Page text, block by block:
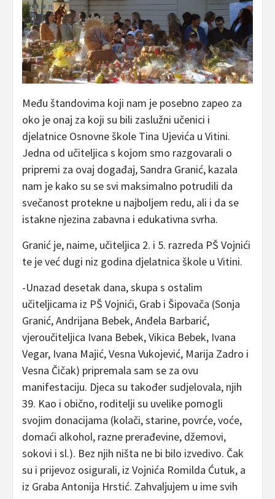
Među štandovima koji nam je posebno zapeo za
oko je onaj za koji su bili zaslužni učenici i
djelatnice Osnovne škole Tina Ujevića u Vitini.
Jedna od učiteljica s kojom smo razgovarali o
pripremi za ovaj događaj, Sandra Granić, kazala
nam je kako su se svi maksimalno potrudili da
svečanost protekne u najboljem redu, ali i da se
istakne njezina zabavna i edukativna svrha.
Granić je, naime, učiteljica 2. i 5. razreda PŠ Vojnići
te je već dugi niz godina djelatnica škole u Vitini.
-Unazad desetak dana, skupa s ostalim
učiteljicama iz PŠ Vojnići, Grab i Šipovača (Sonja
Granić, Andrijana Bebek, Anđela Barbarić,
vjeroučiteljica Ivana Bebek, Vikica Bebek, Ivana
Vegar, Ivana Majić, Vesna Vukojević, Marija Zadro i
Vesna Čičak) pripremala sam se za ovu
manifestaciju. Djeca su također sudjelovala, njih
39. Kao i obično, roditelji su uvelike pomogli
svojim donacijama (kolači, starine, povrće, voće,
domaći alkohol, razne prerađevine, džemovi,
sokovi i sl.). Bez njih ništa ne bi bilo izvedivo. Čak
su i prijevoz osigurali, iz Vojnića Romilda Ćutuk, a
iz Graba Antonija Hrstić. Zahvaljujem u ime svih